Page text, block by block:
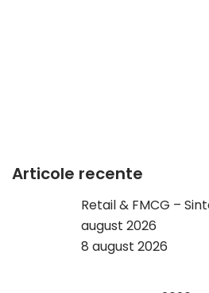
Articole recente
Retail & FMCG –
august 2026
8 august 2026